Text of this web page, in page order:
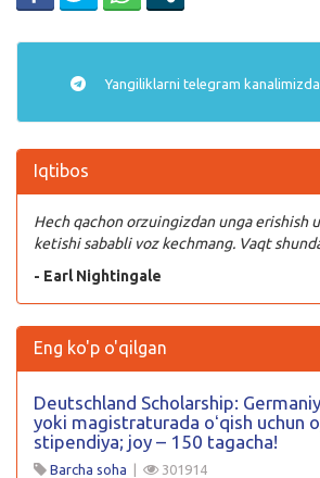
Yangiliklarni telegram
Iqtibos
Hech qachon orzuingizdan unga erishish
ketishi sababli voz kechmang. Vaqt
- Earl Nightingale
Eng ko'p o'qilgan
Deutschland Scholarship:
yoki magistraturada oʻqish uchun
stipendiya; joy – 150 tagacha!
Barcha soha | 301914